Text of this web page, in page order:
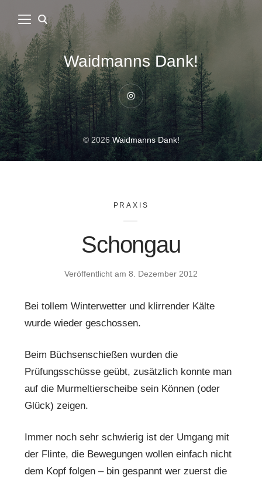
Waidmanns Dank!
Instagram
© 2026Waidmanns Dank!
PRAXIS
Schongau
Veröffentlicht am 8. Dezember 2012
Bei tollem Winterwetter und klirrender Kälte
wurde wieder geschossen.
Beim Büchsenschießen wurden die
Prüfungsschüsse geübt, zusätzlich konnte man
auf die Murmeltierscheibe sein Können (oder
Glück) zeigen.
Immer noch sehr schwierig ist der Umgang mit
der Flinte, die Bewegungen wollen einfach nicht
dem Kopf folgen – bin gespannt wer zuerst die